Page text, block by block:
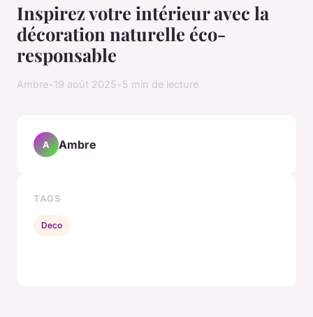
Inspirez votre intérieur avec la
décoration naturelle éco-
responsable
Ambre 19 août 2025 5 min de lecture
A Ambre
TAGS
Deco